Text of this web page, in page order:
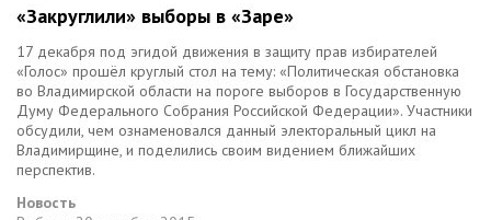
«Закруглили» выборы в «Заре»
17 декабря под эгидой движения в защиту прав избирателей
«Голос» прошёл круглый стол на тему: «Политическая обстановка
во Владимирской области на пороге выборов в Государственную
Думу Федерального Собрания Российской Федерации». Участники
обсудили, чем ознаменовался данный электоральный цикл на
Владимирщине, и поделились своим видением ближайших
перспектив.
Новость